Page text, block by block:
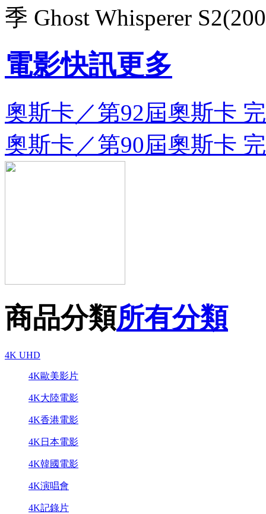
季 Ghost Whisperer
電影快訊更多
奧斯卡／第92屆奧斯卡
奧斯卡／第90屆奧斯卡
商品分類所有分類
4K UHD
4K歐美影片
4K大陸電影
4K香港電影
4K日本電影
4K韓國電影
4K演唱會
4K記錄片